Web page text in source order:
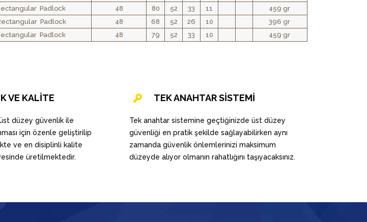
Padlock 48 80 52 33 11
459 gr
Padlock 48 68 52 26 10
396 gr
Padlock 48 79 52 33 10 459 gr
VE KALİTE
düzey güvenlik ile
için özenle geliştirilip
ve en disiplinli kalite
üretilmektedir.
TEK ANAHTAR SİSTEMİ
Tek anahtar sistemine geçtiğinizde üst düzey
güvenliği en pratik şekilde sağlayabilirken aynı
zamanda güvenlik önlemlerinizi maksimum
düzeyde alıyor olmanın rahatlığını taşıyacaksınız.